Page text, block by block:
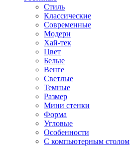
Стиль
Классические
Современные
Модерн
Хай-тек
Цвет
Белые
Венге
Светлые
Темные
Размер
Мини стенки
Форма
Угловые
Особенности
С компьютерным столом